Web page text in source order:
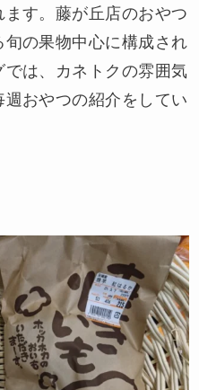
す。藤が丘店のおやつ
の果物中心に構成され
は、カネトクの雰囲気
おやつの紹介をしてい